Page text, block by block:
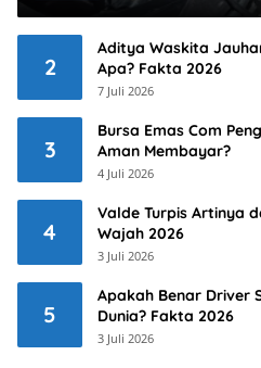
2
Aditya Waskita
Apa? Fakta 2026
7 Juli 2026
3
Bursa Emas Com
Aman Membayar?
4 Juli 2026
4
Valde Turpis Artinya
Wajah 2026
3 Juli 2026
5
Apakah Benar Driver
Dunia? Fakta 2026
3 Juli 2026